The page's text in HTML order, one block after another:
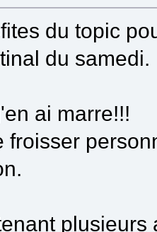
du topic
du samedi.
ai marre!!!
froisser